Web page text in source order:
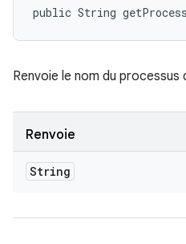
public String
Renvoie le nom du processus
Renvoie
String